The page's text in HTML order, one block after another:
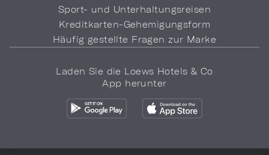
Sport- und Unterhaltungsreisen
Kreditkarten-Gehemigungsform
Häufig gestellte Fragen zur Marke
Laden Sie die Loews Hotels & Co
App herunter